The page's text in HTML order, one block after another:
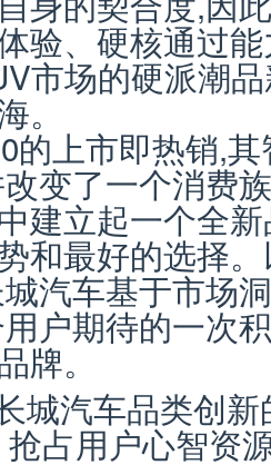
验、硬核通过
市场的硬派潮
。
的上市即热销,
变了一个消费
建立起一个全
和最好的选择
汽车基于市场
户期待的一次
牌。